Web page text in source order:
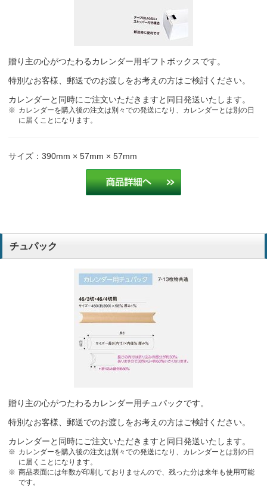
お客様に来年用のカレンダーを配る為 塗装業
可愛かったので選びました。 トリマー
ただいいているので選びました。
昨年も注文しましたが小ロットに対応しており、名入れも思った通り
犬の写真がとても可愛いのできっと飾ってもらえると思いました。
安くて可愛いカレンダーが沢山あって毎年お願いしています。安心し
てお願いしています。
ドッグサロン
デザインがとても可愛らしく、客先からも評判がいいため
贈り主の心がつたわるカレンダー用ギフトボックスです。
特別なお客様、郵送でのお渡しをお考えの方はご検討ください。
カレンダーと同時にご注文いただきますと同日発送いたします。
カレンダーを購入後の注文は別々での発送になり、カレンダーとは別の日
に届くことになります。
サイズ：390mm × 57mm × 57mm
チュパック
贈り主の心がつたわるカレンダー用チュパックです。
特別なお客様、郵送でのお渡しをお考えの方はご検討ください。
カレンダーと同時にご注文いただきますと同日発送いたします。
カレンダーを購入後の注文は別々での発送になり、カレンダーとは別の日
に届くことになります。
商品表面には年数が印刷しておりませんので、残った分は来年も使用可能
です。